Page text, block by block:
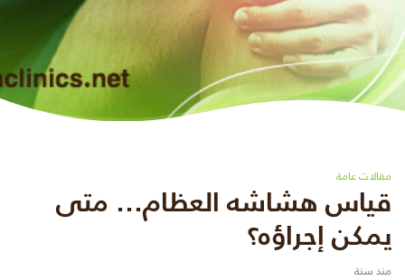
مقالات عامة
قياس هشاشه العظام… متى
يمكن إجراؤه؟
منذ سنة